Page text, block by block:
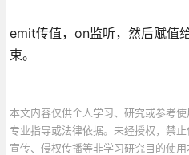
emit传值，on监听，然后赋值
束。
本文内容仅供个人学习、研究或参考使
专业指导或法律依据。未经授权，禁
宣传、侵权传播等非学习研究目的使